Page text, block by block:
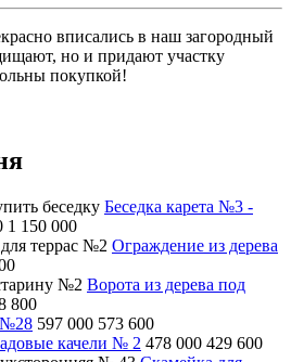
вписались в наш загородный
но и придают участку
покупкой!
Беседка карета №3 -
1 150 000
Ограждение из дерева
Ворота из дерева под
800
№28 597 000 573 600
качели № 2 478 000 429 600